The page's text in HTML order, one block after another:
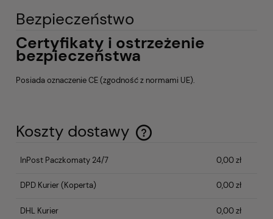
Bezpieczeństwo
Certyfikaty i ostrzeżenie
bezpieczeństwa
Posiada oznaczenie CE (zgodność z normami UE).
Koszty dostawy
Cena nie zawiera ewentualnych kosztów płatności
InPost Paczkomaty 24/7 0,00 zł
DPD Kurier(Koperta) 0,00 zł
DHL Kurier 0,00 zł